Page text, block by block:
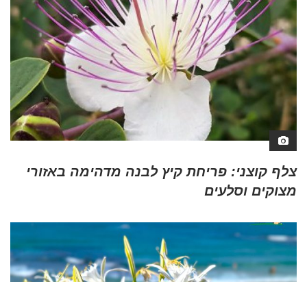
צלף קוצני: פריחת קיץ לבנה מדהימה באזורי
מצוקים וסלעים